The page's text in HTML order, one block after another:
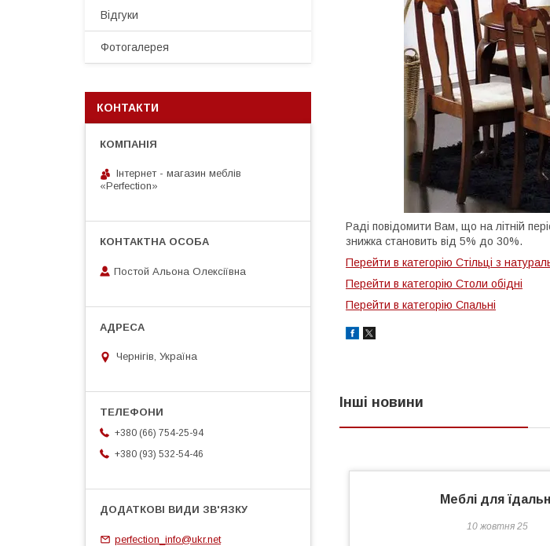
Раді повідомити Вам, що на літній
знижка становить від 5% до 30%.
Перейти в категорію Стільці з
Перейти в категорію Столи обідні
Перейти в категорію Спальні
Інші новини
Меблі для
10 жовтня 25
Відгуки
Фотогалерея
КОНТАКТИ
Інтернет - магазин меблів
«Perfection»
Постой Альона Олексіївна
Чернігів, Україна
+380 (66) 754-25-94
+380 (93) 532-54-46
perfection_info@ukr.net